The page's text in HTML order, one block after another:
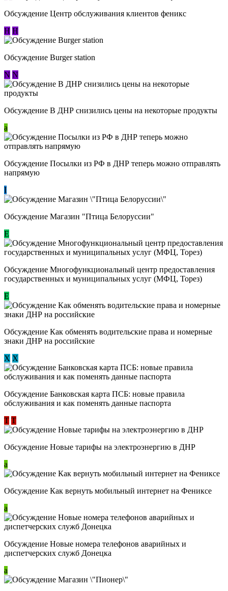
Обсуждение Центр обслуживания клиентов феникс
Н Н
Обсуждение Burger station
N N
Обсуждение В ДНР снизились цены на некоторые продукты
a
Обсуждение Посылки из РФ в ДНР теперь можно отправлять
напрямую
I
Обсуждение Магазин "Птица Белоруссии"
Е
Обсуждение Многофункциональный центр предоставления
государственных и муниципальных услуг (МФЦ, Торез)
E
Обсуждение ​Как обменять водительские права и номерные
знаки ДНР на российские
Х Х
Обсуждение ​Банковская карта ПСБ: новые правила
обслуживания и как поменять данные паспорта
Т Т
Обсуждение Новые тарифы на электроэнергию в ДНР
a
Обсуждение Как вернуть мобильный интернет на Фениксе
a
Обсуждение Новые номера телефонов аварийных и
диспетчерских служб Донецка
a